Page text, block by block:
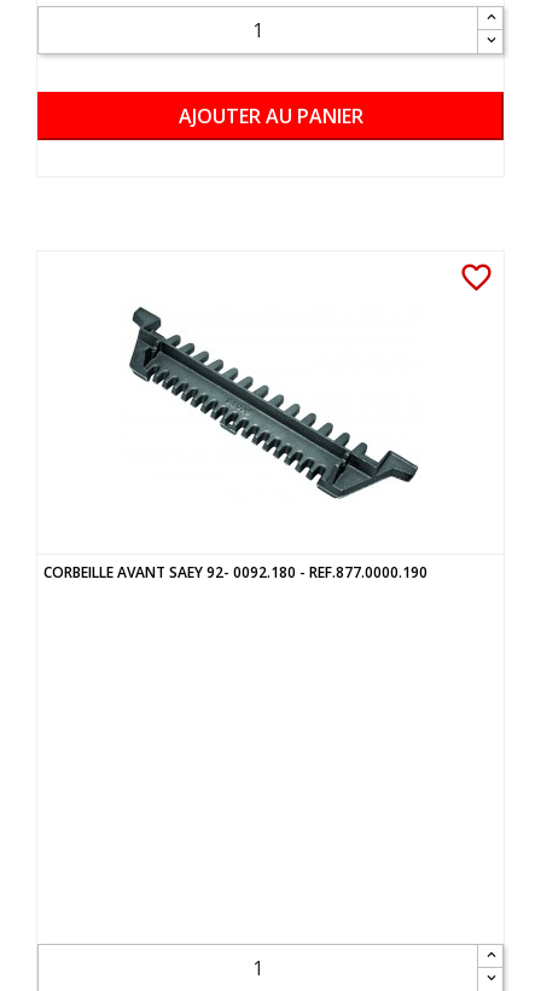
AJOUTER AU PANIER
CORBEILLE AVANT SAEY 92- 0092.180 - REF.877.0000.190
favorite_border